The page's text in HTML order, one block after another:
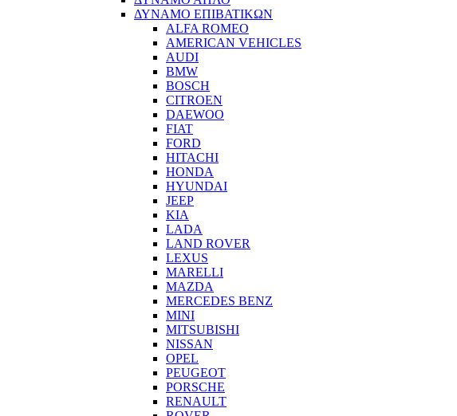
ΔΥΝΑΜΟ ΕΠΙΒΑΤΙΚΩΝ
ALFA ROMEO
AMERICAN VEHICLES
AUDI
BMW
BOSCH
CITROEN
DAEWOO
FIAT
FORD
HITACHI
HONDA
HYUNDAI
JEEP
KIA
LADA
LAND ROVER
LEXUS
MARELLI
MAZDA
MERCEDES BENZ
MINI
MITSUBISHI
NISSAN
OPEL
PEUGEOT
PORSCHE
RENAULT